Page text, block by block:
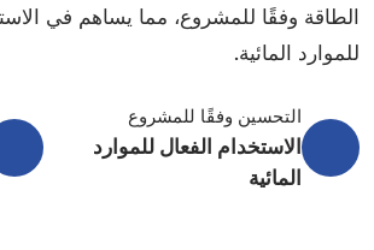
الطاقة وفقًا للمشروع، مما يساهم في
للموارد المائية.
التحسين وفقًا للمشروع
الاستخدام الفعال للموارد
المائية